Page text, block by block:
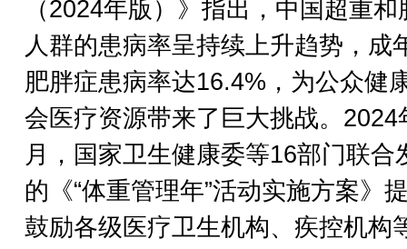
（2024年版）》指出，中国超重和
人群的患病率呈持续上升趋势，成
肥胖症患病率达16.4%，为公众健
会医疗资源带来了巨大挑战。2024
月，国家卫生健康委等16部门联合
的《“体重管理年”活动实施方案》
鼓励各级医疗卫生机构、疾控机构